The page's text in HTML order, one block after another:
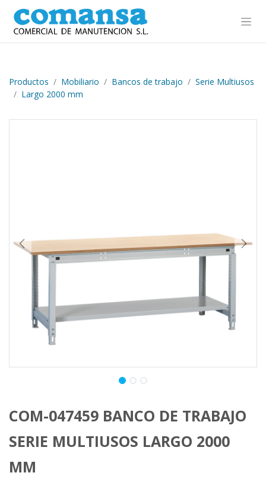
Ir al contenido
Productos Mobiliario Bancos de trabajo
Serie Multiusos
Largo 2000 mm
COM-047459 BANCO DE TRABAJO
SERIE MULTIUSOS LARGO 2000
MM